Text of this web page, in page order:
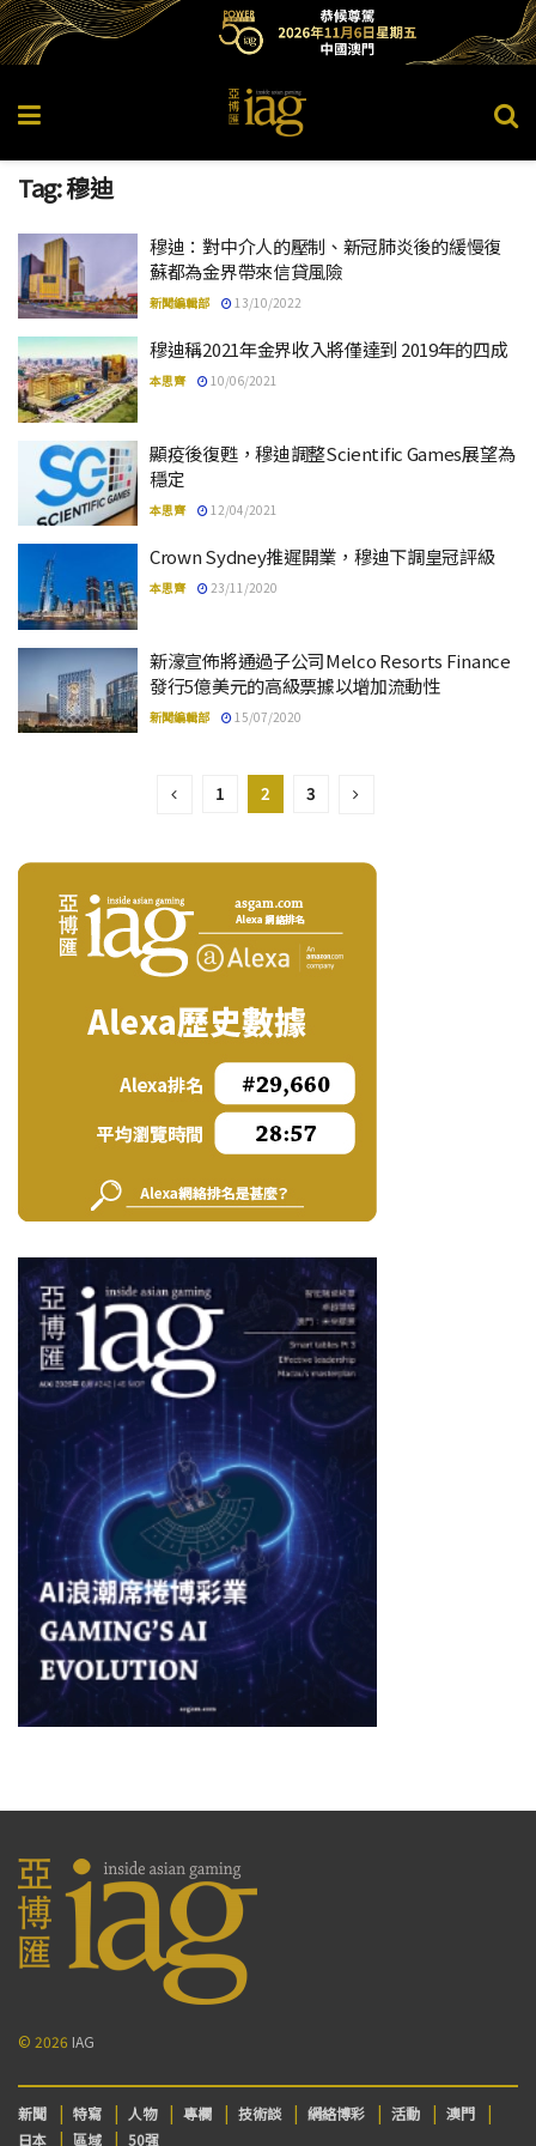
Tag:穆迪
穆迪：對中介人的壓制、新冠肺炎後的緩慢復
蘇都為金界帶來信貸風險
新聞編輯部 13/10/2022
穆迪稱2021年金界收入將僅達到 2019年的四成
本思齊 10/06/2021
顯疫後復甦，穆迪調整Scientific Games展望為
穩定
本思齊 12/04/2021
Crown Sydney推遲開業，穆迪下調皇冠評級
本思齊 23/11/2020
新濠宣佈將通過子公司Melco Resorts Finance
發行5億美元的高級票據以增加流動性
新聞編輯部 15/07/2020
1 2 3
© 2026 IAG
新聞 特寫 人物 專欄 技術談 網絡博彩 活動
澳門
日本
區域 50强